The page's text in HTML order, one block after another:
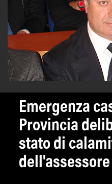
Emergenza
Provincia
stato di